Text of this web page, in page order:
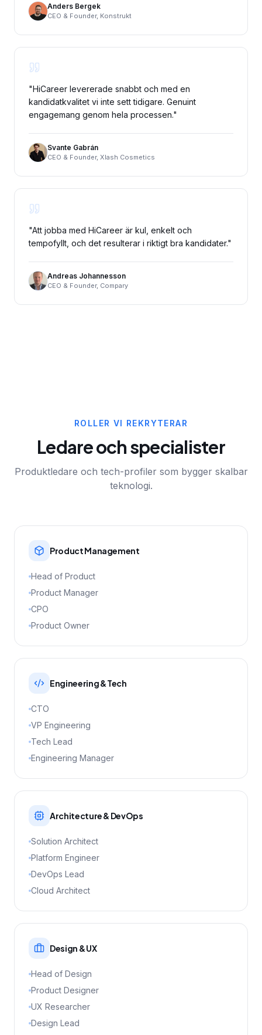
Anders Bergek
CEO & Founder, Konstrukt
"HiCareer levererade snabbt och med en
kandidatkvalitet vi inte sett tidigare. Genuint
engagemang genom hela processen."
Svante Gabrán
CEO & Founder, Xlash Cosmetics
"Att jobba med HiCareer är kul, enkelt och
tempofyllt, och det resulterar i riktigt bra kandidater."
Andreas Johannesson
CEO & Founder, Compary
ROLLER VI REKRYTERAR
Ledare och specialister
Produktledare och tech-profiler som bygger skalbar
teknologi.
Product Management
Head of Product
Product Manager
CPO
Product Owner
Engineering & Tech
CTO
VP Engineering
Tech Lead
Engineering Manager
Architecture & DevOps
Solution Architect
Platform Engineer
DevOps Lead
Cloud Architect
Design & UX
Head of Design
Product Designer
UX Researcher
Design Lead